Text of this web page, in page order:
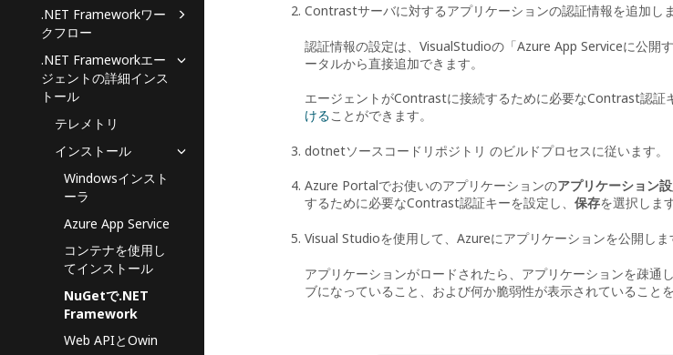
.NET Frameworkワー
クフロー
.NET Frameworkエー
ジェントの詳細インス
トール
テレメトリ
インストール
Windowsインスト
ーラ
Azure App Service
コンテナを使用し
てインストール
NuGetで.NET
Framework
Web APIとOwin
Contrastサーバに対するアプリケーションの認証情報を追加しま
認証情報の設定は、VisualStudioの「Azure App Serviceに公開
ータルから直接追加できます。
エージェントがContrastに接続するために必要なContrast認証
けることができます。
dotnetソースコードリポジトリ のビルドプロセスに従います。
Azure Portalでお使いのアプリケーションのアプリケーション
するために必要なContrast認証キーを設定し、 保存を選択します
Visual Studioを使用して、Azureにアプリケーションを公開しま
アプリケーションがロードされたら、アプリケーションを疎
ブになっていること、および何か脆弱性が表示されていることを